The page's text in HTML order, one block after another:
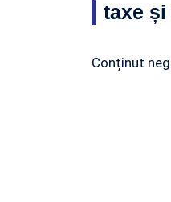
taxe
Conținut